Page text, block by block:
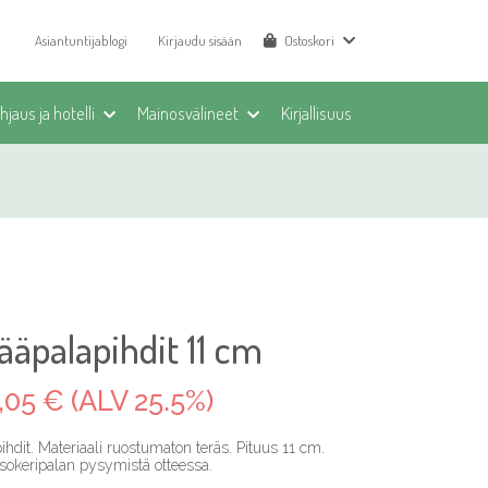
Asiantuntijablogi Kirjaudu sisään Ostoskori
ja hotelli Mainosvälineet Kirjallisuus
11 cm
€ (ALV 25.5%)
Materiaali ruostumaton teräs. Pituus 11 cm.
pysymistä otteessa.